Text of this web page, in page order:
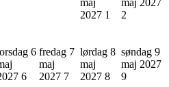
2027 1
2
6
6
fredag 7
maj
2027 7
lørdag 8
maj
2027 8
søndag 9
maj 2027
9